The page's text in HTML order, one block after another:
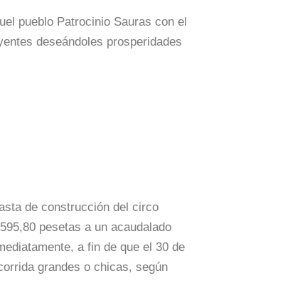
pueblo Patrocinio Sauras con el
deseándoles prosperidades
de construcción del circo
pesetas a un acaudalado
a fin de que el 30 de
grandes o chicas, según